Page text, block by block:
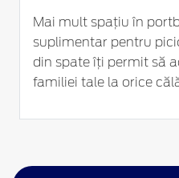
Mai mult spațiu în
suplimentar pentru
din spate îți permit să
familiei tale la orice